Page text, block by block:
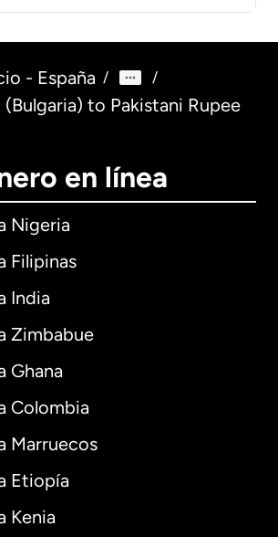
- España / /
to Pakistani Rupee
en línea
Nigeria
Filipinas
India
Zimbabue
Ghana
Colombia
Marruecos
Etiopía
Kenia